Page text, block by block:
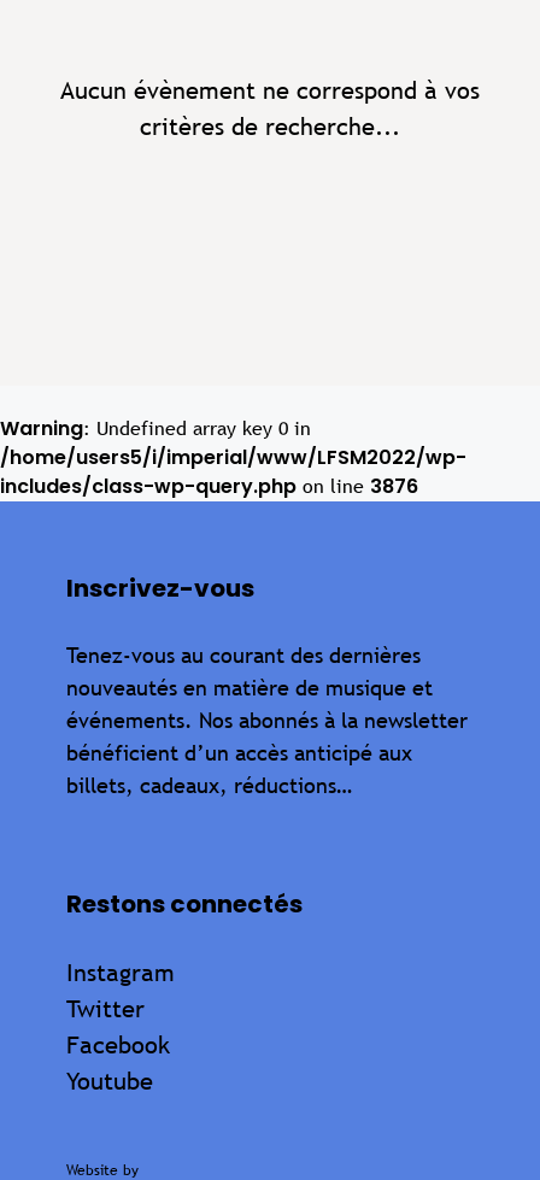
Aucun évènement ne correspond à vos
critères de recherche...
Warning: Undefined array key 0 in
/home/users5/i/imperial/www/LFSM2022/wp-
includes/class-wp-query.php on line 3876
Inscrivez-vous
Tenez-vous au courant des dernières
nouveautés en matière de musique et
événements. Nos abonnés à la newsletter
bénéficient d’un accès anticipé aux
billets, cadeaux, réductions…
Restons connectés
Instagram
Twitter
Facebook
Youtube
Website by